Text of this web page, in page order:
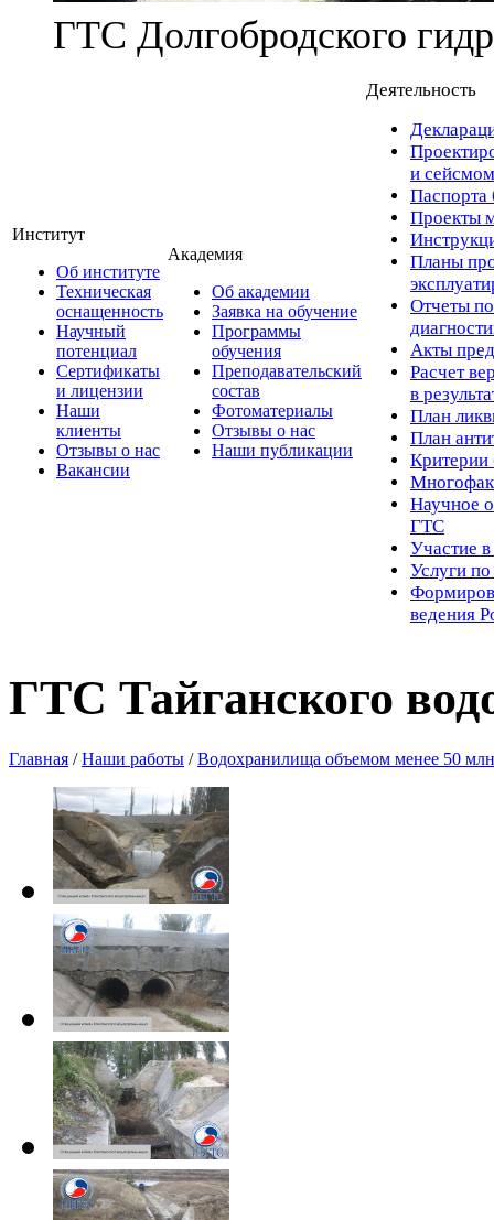
ГТС Долгобродского
Институт
Об институте
Техническая
оснащенность
Научный
потенциал
Сертификаты
и лицензии
Наши
клиенты
Отзывы о нас
Вакансии
Академия
Об академии
Заявка на обучение
Программы
обучения
Преподавательский
состав
Фотоматериалы
Отзывы о нас
Наши публикации
Деятельность
и
Паспорта
Проекты
Планы
Отчеты по
Акты
Расчет
в
План
План
Критерии
Научное
ГТС
Участие
Услуги
ведения
ГТС Тайганского
Главная / Наши работы / Водохранилища объемом менее 50